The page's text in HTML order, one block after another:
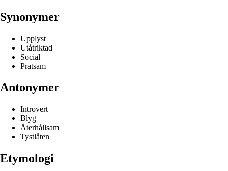
Synonymer
Upplyst
Utåtriktad
Social
Pratsam
Antonymer
Introvert
Blyg
Återhållsam
Tystlåten
Etymologi